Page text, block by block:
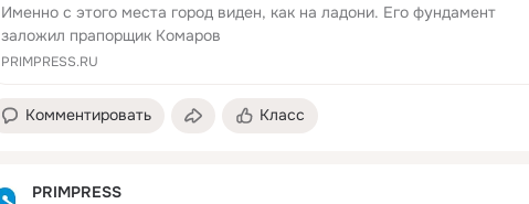
Именно с этого места город виден, как на ладони. Его фундамент
заложил прапорщик Комаров
PRIMPRESS.RU
Комментировать Класс
PRIMPRESS